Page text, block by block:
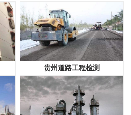
贵州道路工程检测